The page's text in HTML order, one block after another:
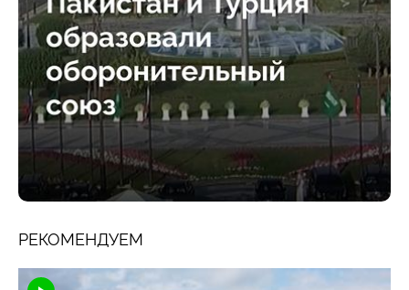
РЕКОМЕНДУЕМ